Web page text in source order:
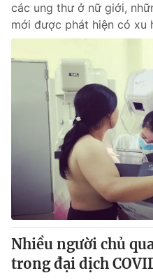
các ung thư ở nữ giới,
mới được phát hiện có xu
Nhiều người chủ
trong đại dịch